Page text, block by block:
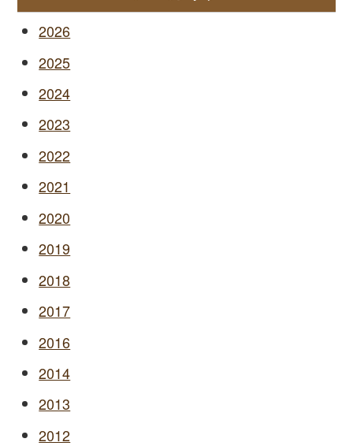
2026
2025
2024
2023
2022
2021
2020
2019
2018
2017
2016
2014
2013
2012